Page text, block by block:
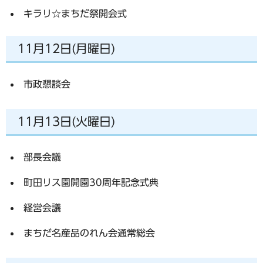
キラリ☆まちだ祭開会式
11月12日(月曜日)
市政懇談会
11月13日(火曜日)
部長会議
町田リス園開園30周年記念式典
経営会議
まちだ名産品のれん会通常総会